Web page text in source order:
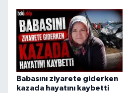
Babasını ziyarete giderken
kazada hayatını kaybetti